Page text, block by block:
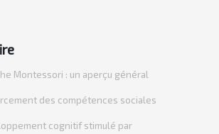
Montessori : un aperçu général
des compétences sociales
cognitif stimulé par